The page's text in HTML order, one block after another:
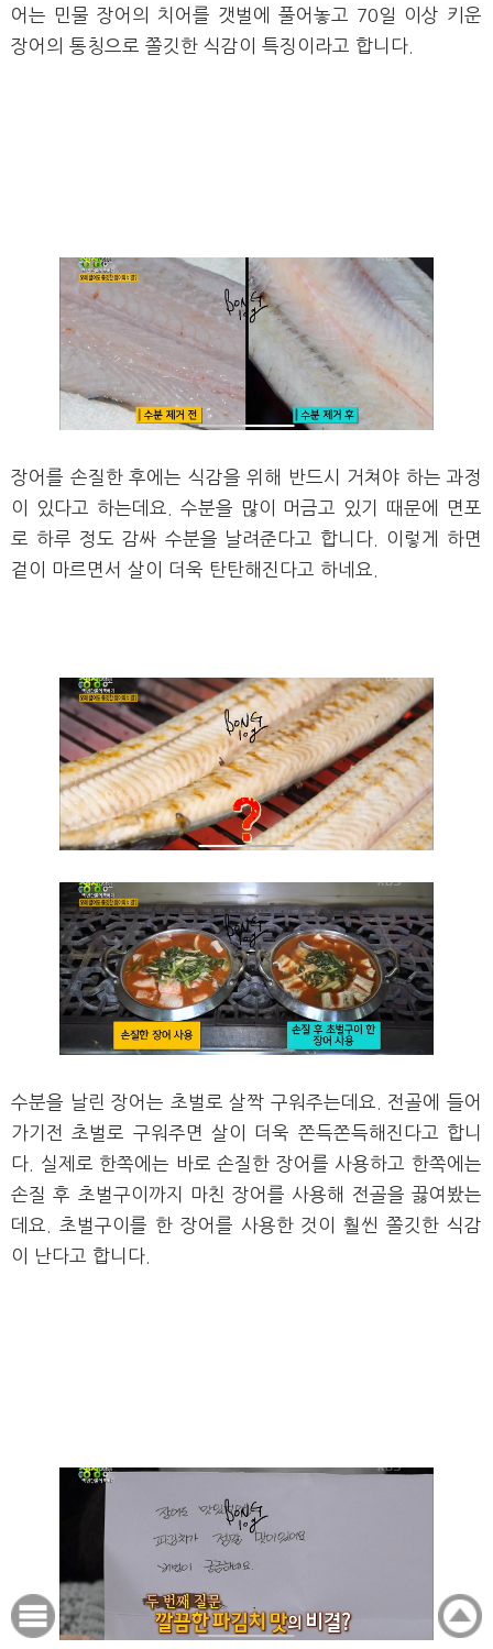
어는 민물 장어의 치어를 갯벌에 풀어놓고 70일 이상 키운
장어의 통칭으로 쫄깃한 식감이 특징이라고 합니다.
장어를 손질한 후에는 식감을 위해 반드시 거쳐야 하는 과정
이 있다고 하는데요. 수분을 많이 머금고 있기 때문에 면포
로 하루 정도 감싸 수분을 날려준다고 합니다. 이렇게 하면
겉이 마르면서 살이 더욱 탄탄해진다고 하네요.
수분을 날린 장어는 초벌로 살짝 구워주는데요. 전골에 들어
가기전 초벌로 구워주면 살이 더욱 쫀득쫀득해진다고 합니
다. 실제로 한쪽에는 바로 손질한 장어를 사용하고 한쪽에는
손질 후 초벌구이까지 마친 장어를 사용해 전골을 끓여봤는
데요. 초벌구이를 한 장어를 사용한 것이 훨씬 쫄깃한 식감
이 난다고 합니다.